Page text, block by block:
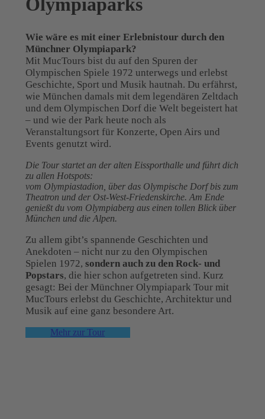
Wie wäre es mit einer Erlebnistour durch den
Münchner Olympiapark?
Mit MucTours bist du auf den Spuren der
Olympischen Spiele 1972 unterwegs und erlebst
Geschichte, Sport und Musik hautnah. Du erfährst,
wie München damals mit dem legendären Zeltdach
und dem Olympischen Dorf die Welt begeistert hat
– und wie der Park heute noch als
Veranstaltungsort für Konzerte, Open Airs und
Events genutzt wird.
Die Tour startet an der alten Eissporthalle und führt dich
zu allen Hotspots:
vom Olympiastadion, über das Olympische Dorf bis zum
Theatron und der Ost-West-Friedenskirche. Am Ende
genießt du vom Olympiaberg aus einen tollen Blick über
München und die Alpen.
Zu allem gibt’s spannende Geschichten und
Anekdoten – nicht nur zu den Olympischen
Spielen 1972, sondern auch zu den Rock- und
Popstars, die hier schon aufgetreten sind. Kurz
gesagt: Bei der Münchner Olympiapark Tour mit
MucTours erlebst du Geschichte, Architektur und
Musik auf eine ganz besondere Art.
Mehr zur Tour